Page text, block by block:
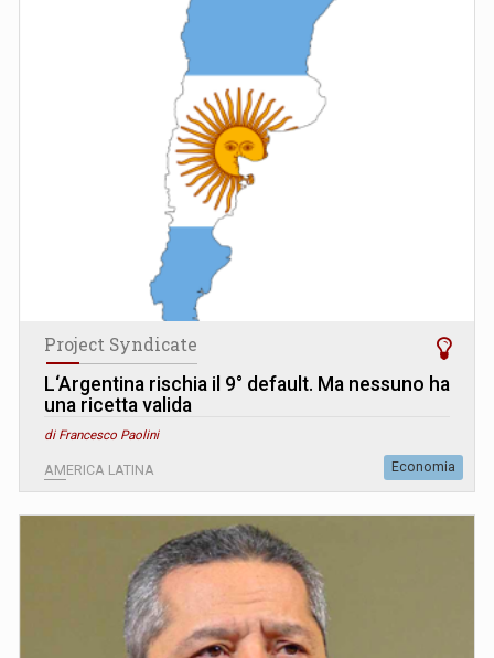
Project Syndicate
L‘Argentina rischia il 9° default. Ma nessuno ha
una ricetta valida
di Francesco Paolini
AMERICA LATINA Economia